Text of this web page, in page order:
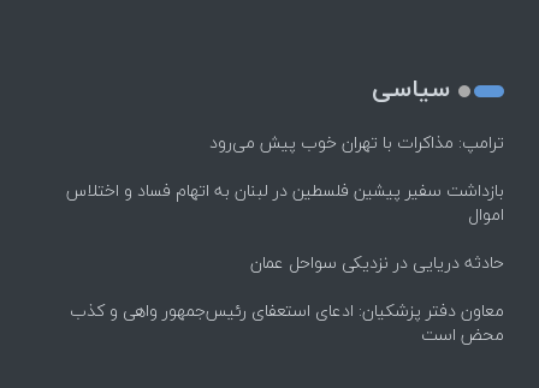
سیاسی
ترامپ: مذاکرات با تهران خوب پیش می‌رود
بازداشت سفیر پیشین فلسطین در لبنان به اتهام فساد و اختلاس
اموال
حادثه دریایی در نزدیکی سواحل عمان
معاون دفتر پزشکیان: ادعای استعفای رئیس‌جمهور واهی و کذب
محض است